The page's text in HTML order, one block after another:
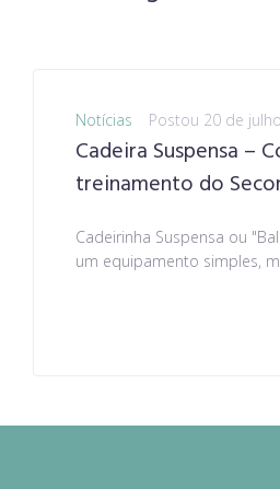
Notícias Postou 20 de
Cadeira Suspensa –
treinamento do
Cadeirinha Suspensa ou
um equipamento simples,